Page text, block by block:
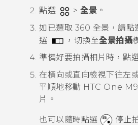
點選
> 全景 。
如已選取 360 全景 ，請點
選
，切換至全景拍攝
準備好要拍攝相片時，點
在橫向或直向檢視下往左
平順地移動 HTC One
片。
也可以隨時點選 停止